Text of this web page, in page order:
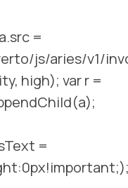
=
js/aries/v1/
high); var r =
=